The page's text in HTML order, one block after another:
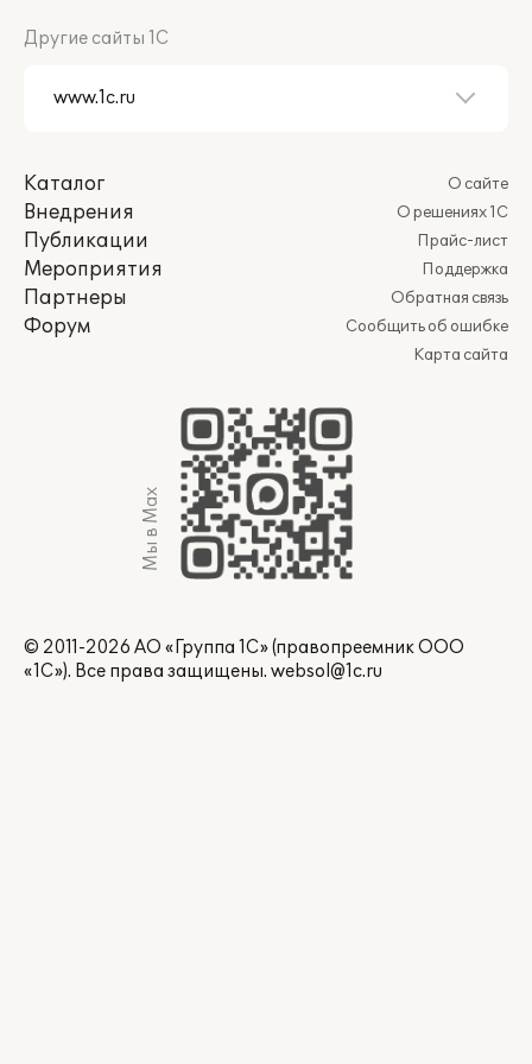
Другие сайты 1С
Каталог
Внедрения
Публикации
Мероприятия
Партнеры
Форум
О сайте
О решениях 1С
Прайс-лист
Поддержка
Обратная связь
Сообщить об ошибке
Карта сайта
Мы в Max
© 2011-2026 АО «Группа 1С» (правопреемник ООО
«1С»). Все права защищены. websol@1c.ru